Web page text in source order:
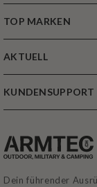
TOP MARKEN
AKTUELL
KUNDENSUPPORT
Dein führender